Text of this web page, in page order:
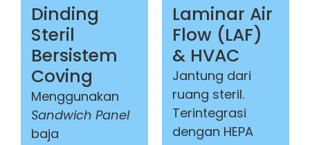
Dinding
Steril
Bersistem
Coving
Menggunakan
Sandwich Panel
baja
Laminar Air
Flow (LAF)
& HVAC
Jantung dari
ruang steril.
Terintegrasi
dengan HEPA